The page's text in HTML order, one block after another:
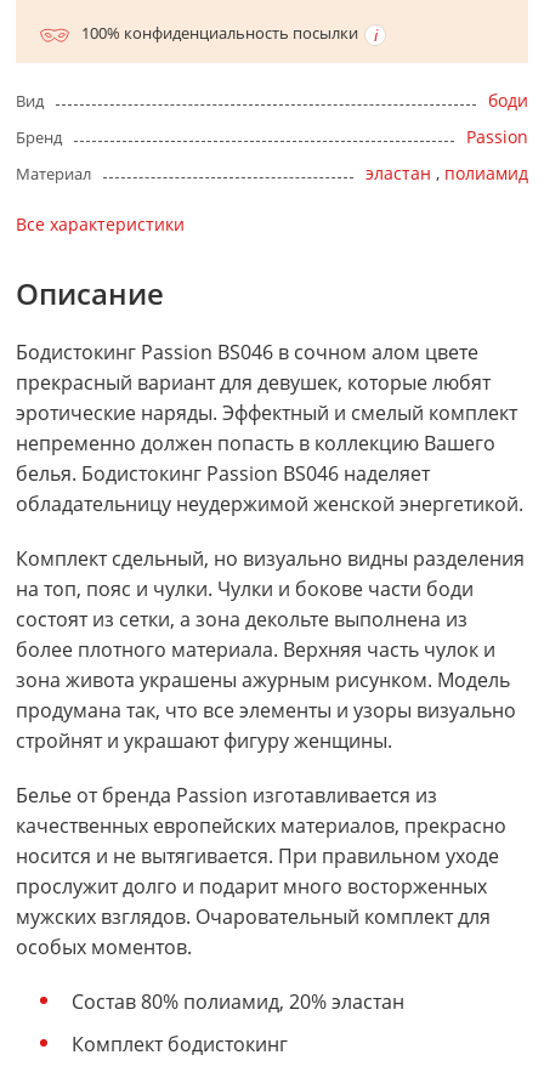
100% конфиденциальность посылки
Вид боди
Бренд Passion
Материал эластан , полиамид
Все характеристики
Описание
Бодистокинг Passion BS046 в сочном алом цвете
прекрасный вариант для девушек, которые любят
эротические наряды. Эффектный и смелый комплект
непременно должен попасть в коллекцию Вашего
белья. Бодистокинг Passion BS046 наделяет
обладательницу неудержимой женской энергетикой.
Комплект сдельный, но визуально видны разделения
на топ, пояс и чулки. Чулки и бокове части боди
состоят из сетки, а зона декольте выполнена из
более плотного материала. Верхняя часть чулок и
зона живота украшены ажурным рисунком. Модель
продумана так, что все элементы и узоры визуально
стройнят и украшают фигуру женщины.
Белье от бренда Passion изготавливается из
качественных европейских материалов, прекрасно
носится и не вытягивается. При правильном уходе
прослужит долго и подарит много восторженных
мужских взглядов. Очаровательный комплект для
особых моментов.
Состав 80% полиамид, 20% эластан
Комплект бодистокинг